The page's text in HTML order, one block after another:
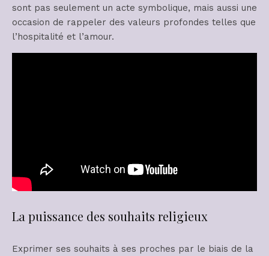
sont pas seulement un acte symbolique, mais aussi une
occasion de rappeler des valeurs profondes telles que
l’hospitalité et l’amour.
La puissance des souhaits religieux
Exprimer ses souhaits à ses proches par le biais de la